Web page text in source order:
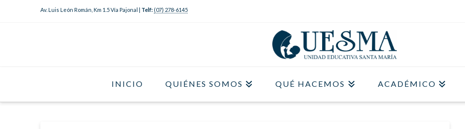
Av. Luis León Román, Km 1.5 Vía Pajonal | Telf: (07) 278-6145
INICIO QUIÉNES SOMOS QUÉ HACEMOS ACADÉMICO